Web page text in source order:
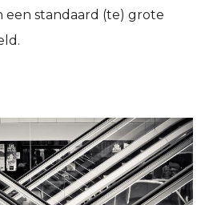
standaard (te) grote